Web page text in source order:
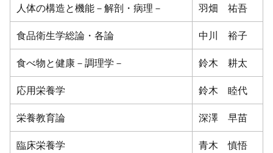
人体の構造と機能－解剖・病理－
羽畑 祐吾
食品衛生学総論・各論
中川 裕子
食べ物と健康－調理学－
鈴木 耕太
応用栄養学
鈴木 睦代
栄養教育論
深澤 早苗
臨床栄養学
青木 慎悟